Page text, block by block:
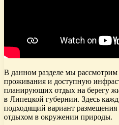
В данном разделе мы
проживания и доступную
планирующих отдых на берегу
в Липецкой губернии. Здесь
подходящий вариант
отдыхом в окружении природы.